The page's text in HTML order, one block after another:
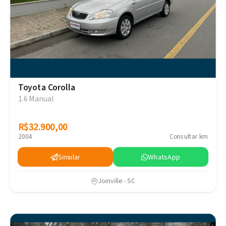
Toyota Corolla
1.6 Manual
R$32.900,00
R$32.900,00
2004 Consultar km
Simular WhatsApp
Joinville - SC